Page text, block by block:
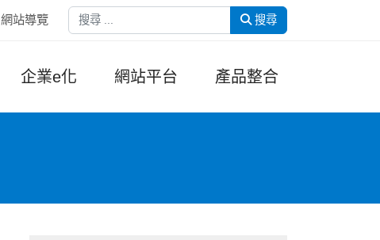
網站導覽 搜尋
企業e化 網站平台 產品整合